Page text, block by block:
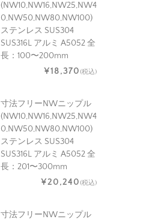
(NW10,NW16,NW25,NW4
0,NW50,NW80,NW100)
ステンレス SUS304
SUS316L アルミ A5052 全
長：100〜200mm
¥18,370(税込)
寸法フリーNWニップル
(NW10,NW16,NW25,NW4
0,NW50,NW80,NW100)
ステンレス SUS304
SUS316L アルミ A5052 全
長：201〜300mm
¥20,240(税込)
寸法フリーNWニップル